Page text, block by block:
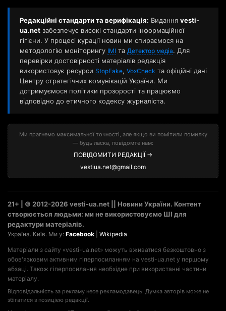
Редакційні стандарти та верифікація: Видання vesti-
ua.net забезпечує високі стандарти інформаційної
гігієни. У процесі курації новин ми спираємося на
методологію моніторингу ІМІ та Детектор медіа. Для
перевірки достовірності матеріалів редакція
використовує ресурси StopFake, VoxCheck та офіційні дані
Центру стратегічних комунікацій України. Ми
дотримуємося політики прозорості та працюємо
відповідно до етичного кодексу журналіста.
Ми прагнемо максимальної точності, але якщо ви помітили помилку
— будь ласка, повідомте нам:
ПОВІДОМИТИ РЕДАКЦІЇ →
vestiua.net@gmail.com
21+ | © 2012-2026 vesti-ua.net || Новини України. Контент
створюється людьми: ми не використовуємо ШІ для
редактури матеріалів.
Україна. Київ. Ми у: Facebook Wikipedia
Матеріали з сайту «vesti-ua.net» можуть вживатися безкоштовно з
обов'язковим активним гіперпосиланням на vesti-ua.net у першому
абзаці. Також гіперпосилання необхідне при використанні частини
матеріалу.
Відповідальність за рекламу несе рекламодавець. Думка авторів може не
збігатися з позицією редакції.